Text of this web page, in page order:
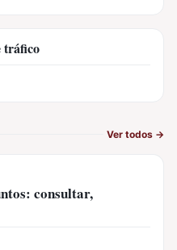
tráfico
Ver todos →
consultar,